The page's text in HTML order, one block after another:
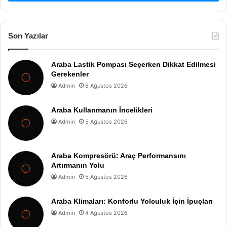
Son Yazılar
Araba Lastik Pompası Seçerken Dikkat Edilmesi
Gerekenler
Admin 6 Ağustos 2026
Araba Kullanmanın İncelikleri
Admin 5 Ağustos 2026
Araba Kompresörü: Araç Performansını
Artırmanın Yolu
Admin 5 Ağustos 2026
Araba Klimaları: Konforlu Yolculuk İçin İpuçları
Admin 4 Ağustos 2026